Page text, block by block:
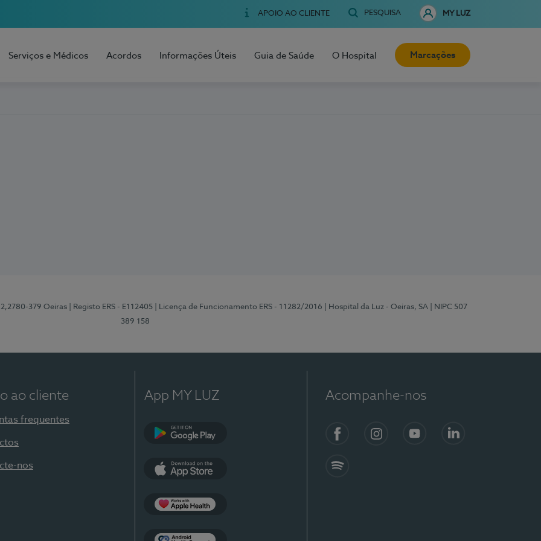
APOIO AO CLIENTE PESQUISA MY LUZ
Serviços e Médicos Acordos Informações Úteis Guia de Saúde O Hospital Marcações
379 Oeiras | Registo ERS - E112405 | Licença de Funcionamento ERS - 11282/2016 | Hospital da Luz - Oeiras, SA
| NIPC 507
389 158
ao cliente
frequentes
nos
App MY LUZ Acompanhe-nos